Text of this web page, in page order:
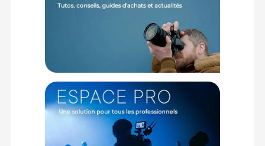
d'utilisation lorsque vous avez besoin d'ajouter une touche
Le Profoto D30 est un flash facile à configurer et doté d'une
interface intuitive. Pour le contrôle sans fil, vous pouvez
utiliser la connectivité AirX et vous servir de la télécommande
de l'appareil photo. Il est également possible d'utiliser les
applications Profoto Camera et Profoto Control depuis votre
smartphone.
Modificateurs de lumière